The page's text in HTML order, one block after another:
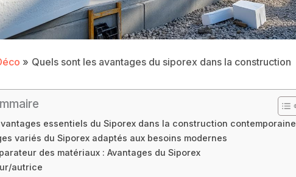
Quels sont les avantages du siporex dans la construction
essentiels du Siporex dans la construction contemporaine
variés du Siporex adaptés aux besoins modernes
des matériaux : Avantages du Siporex
autrice